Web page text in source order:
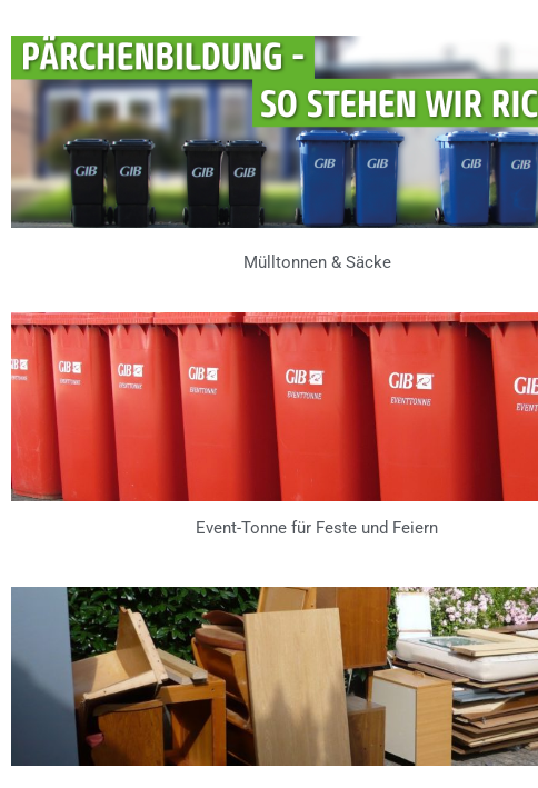
Mülltonnen & Säcke
Event-Tonne für Feste und Feiern